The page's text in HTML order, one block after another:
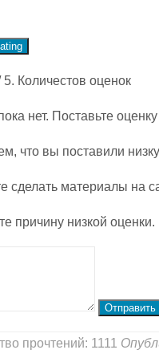
5. Количестов оценок
нет. Поставьте
что вы поставили
сделать материалы на
причину низкой оценки.
Отправить
прочтений: 1111